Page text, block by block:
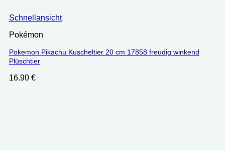
Schnellansicht
Pokémon
Pokemon Pikachu Kuscheltier 20 cm 17858 freudig winkend
Plüschtier
16.90 €